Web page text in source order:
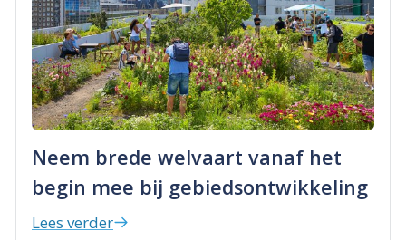
Neem brede welvaart vanaf het
begin mee bij gebiedsontwikkeling
Lees verder